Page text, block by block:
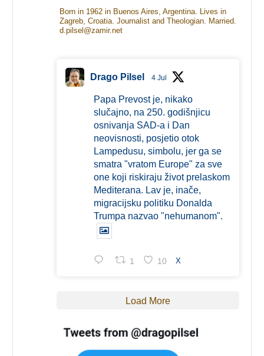
Born in 1962 in Buenos Aires, Argentina. Lives in
Zagreb, Croatia. Journalist and Theologian. Married.
d.pilsel@zamir.net
Drago Pilsel 4 Jul
Papa Prevost je, nikako
slučajno, na 250. godišnjicu
osnivanja SAD-a i Dan
neovisnosti, posjetio otok
Lampedusu, simbolu, jer ga se
smatra "vratom Europe" za sve
one koji riskiraju život prelaskom
Mediterana. Lav je, inače,
migracijsku politiku Donalda
Trumpa nazvao "nehumanom".
1 10 X
Load More